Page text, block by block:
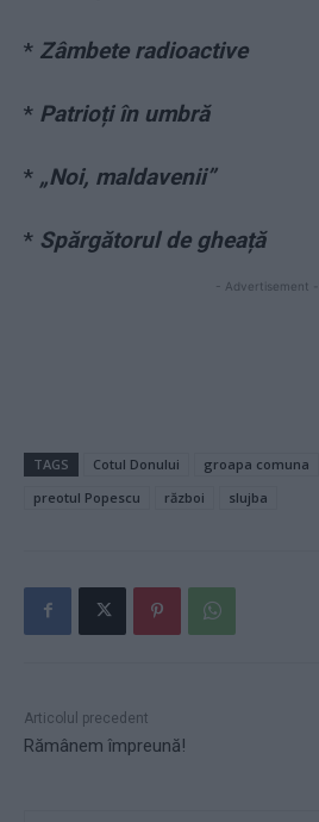
* Zâmbete radioactive
* Patrioți în umbră
* „Noi, maldavenii”
* Spărgătorul de gheață
- Advertisement -
TAGS Cotul Donului groapa comuna
preotul Popescu
război slujba
Articolul precedent
Rămânem împreună!